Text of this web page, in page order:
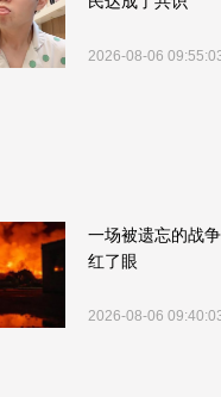
2026-08-06
一场被遗忘的战
红了眼
2026-08-06